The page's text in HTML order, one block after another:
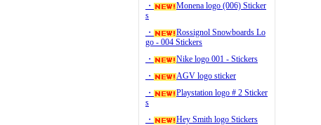
・
Monena logo (006) Sticker
s
・
Rossignol Snowboards Lo
go - 004 Stickers
・
Nike logo 001 - Stickers
・
AGV logo sticker
・
Playstation logo # 2 Sticker
s
・
Hey Smith logo Stickers